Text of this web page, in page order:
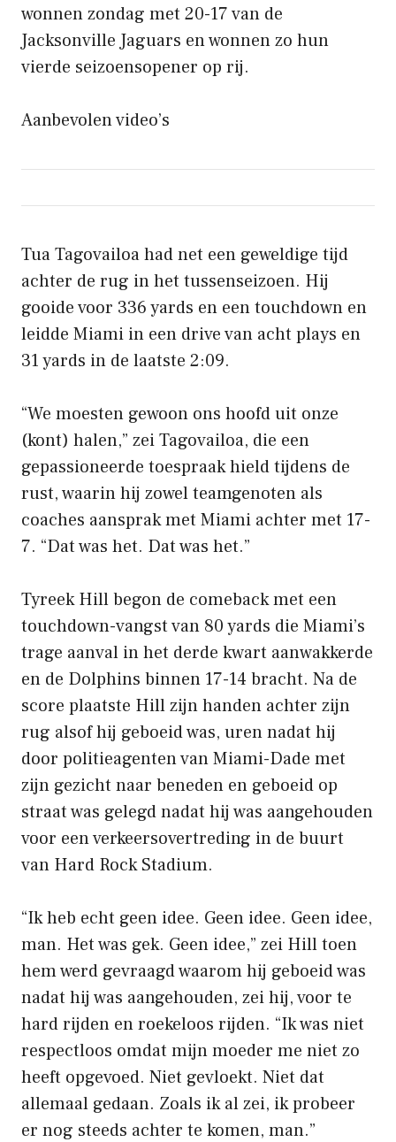
wonnen zondag met 20-17 van de
Jacksonville Jaguars en wonnen zo hun
vierde seizoensopener op rij.
Aanbevolen video’s
Tua Tagovailoa had net een geweldige tijd
achter de rug in het tussenseizoen. Hij
gooide voor 336 yards en een touchdown en
leidde Miami in een drive van acht plays en
31 yards in de laatste 2:09.
“We moesten gewoon ons hoofd uit onze
(kont) halen,” zei Tagovailoa, die een
gepassioneerde toespraak hield tijdens de
rust, waarin hij zowel teamgenoten als
coaches aansprak met Miami achter met 17-
7. “Dat was het. Dat was het.”
Tyreek Hill begon de comeback met een
touchdown-vangst van 80 yards die Miami’s
trage aanval in het derde kwart aanwakkerde
en de Dolphins binnen 17-14 bracht. Na de
score plaatste Hill zijn handen achter zijn
rug alsof hij geboeid was, uren nadat hij
door politieagenten van Miami-Dade met
zijn gezicht naar beneden en geboeid op
straat was gelegd nadat hij was aangehouden
voor een verkeersovertreding in de buurt
van Hard Rock Stadium.
“Ik heb echt geen idee. Geen idee. Geen idee,
man. Het was gek. Geen idee,” zei Hill toen
hem werd gevraagd waarom hij geboeid was
nadat hij was aangehouden, zei hij, voor te
hard rijden en roekeloos rijden. “Ik was niet
respectloos omdat mijn moeder me niet zo
heeft opgevoed. Niet gevloekt. Niet dat
allemaal gedaan. Zoals ik al zei, ik probeer
er nog steeds achter te komen, man.”